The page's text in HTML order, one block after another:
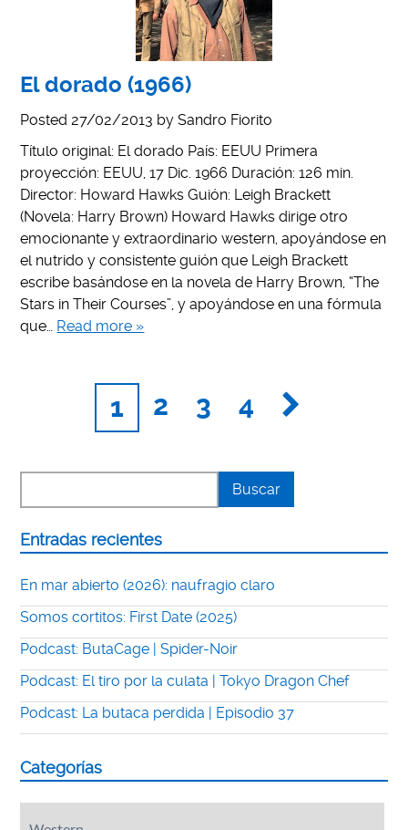
El dorado (1966)
Posted 27/02/2013 bySandro Fiorito
Título original: El dorado País: EEUU Primera
proyección: EEUU, 17 Dic. 1966 Duración: 126 min.
Director: Howard Hawks Guión: Leigh Brackett
(Novela: Harry Brown) Howard Hawks dirige otro
emocionante y extraordinario western, apoyándose en
el nutrido y consistente guión que Leigh Brackett
escribe basándose en la novela de Harry Brown, “The
Stars in Their Courses”, y apoyándose en una fórmula
que… Read more »
1 2 3 4
Entradas recientes
En mar abierto (2026): naufragio claro
Somos cortitos: First Date (2025)
Podcast: ButaCage | Spider-Noir
Podcast: El tiro por la culata | Tokyo Dragon Chef
Podcast: La butaca perdida | Episodio 37
Categorías